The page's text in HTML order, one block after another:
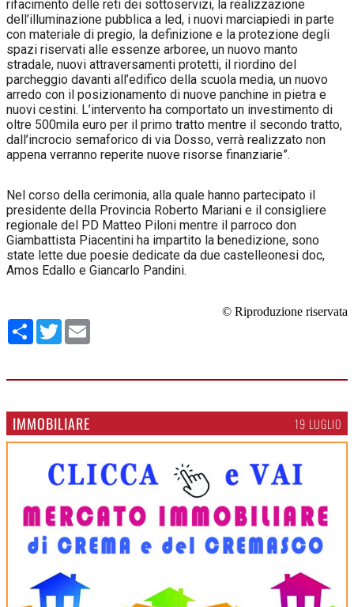
rifacimento delle reti dei sottoservizi, la realizzazione
dell’illuminazione pubblica a led, i nuovi marciapiedi in parte
con materiale di pregio, la definizione e la protezione degli
spazi riservati alle essenze arboree, un nuovo manto
stradale, nuovi attraversamenti protetti, il riordino del
parcheggio davanti all’edifico della scuola media, un nuovo
arredo con il posizionamento di nuove panchine in pietra e
nuovi cestini. L’intervento ha comportato un investimento di
oltre 500mila euro per il primo tratto mentre il secondo tratto,
dall’incrocio semaforico di via Dosso, verrà realizzato non
appena verranno reperite nuove risorse finanziarie”.
Nel corso della cerimonia, alla quale hanno partecipato il
presidente della Provincia Roberto Mariani e il consigliere
regionale del PD Matteo Piloni mentre il parroco don
Giambattista Piacentini ha impartito la benedizione, sono
state lette due poesie dedicate da due castelleonesi doc,
Amos Edallo e Giancarlo Pandini.
© Riproduzione riservata
Condividi
Twitter
IMMOBILIARE 19 LUGLIO